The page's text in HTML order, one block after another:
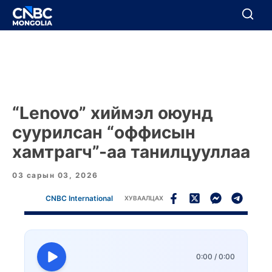
BREAKING
Цуцлах
“Lenovo” хиймэл оюунд
суурилсан “оффисын
хамтрагч”-аа танилцууллаа
03 сарын 03, 2026
CNBC International ХУВААЛЦАХ
0:00 / 0:00